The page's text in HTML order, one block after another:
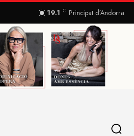
19.1 C Principat d’Andorra